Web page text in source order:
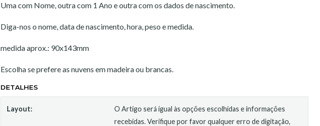
Uma com Nome, outra com 1 Ano e outra com os dados de nascimento.
Diga-nos o nome, data de nascimento, hora, peso e medida.
medida aprox.: 90x143mm
Escolha se prefere as nuvens em madeira ou brancas.
DETALHES
Layout:
O Artigo será igual às opções escolhidas e informações
recebidas. Verifique por favor qualquer erro de digitação,